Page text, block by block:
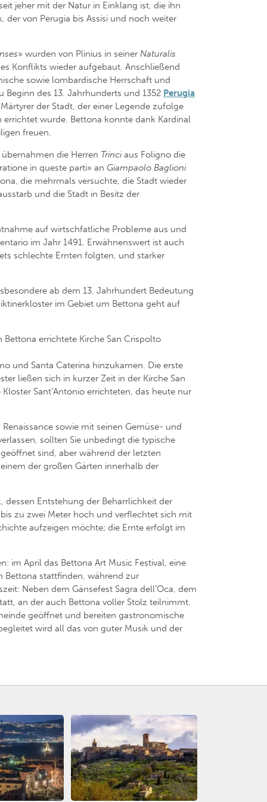
jeher mit der Natur in Einklang ist, die ihn
von Perugia bis Assisi und noch weiter
» wurden von Plinius in seiner Naturalis
Konflikts wieder aufgebaut. Anschließend
sowie lombardische Herrschaft und
Beginn des 13. Jahrhunderts und 1352 Perugia
der Stadt, der einer Legende zufolge
wurde. Bettona konnte dank Kardinal
freuen.
die Herren Trinciaus Foligno die
in queste parti» an Giampaolo Baglioni
die mehrmals versuchte, die Stadt wieder
und die Stadt in Besitz der
auf wirtschfatliche Probleme aus und
im Jahr 1491. Erwähnenswert ist auch
schlechte Ernten folgten, und starker
ab dem 13. Jahrhundert Bedeutung
im Gebiet um Bettona geht auf
errichtete Kirche San Crispolto
und Santa Caterina hinzukamen. Die erste
ließen sich in kurzer Zeit in der Kirche San
Sant’Antonio errichteten, das heute nur
sowie mit seinen Gemüse- und
sollten Sie unbedingt die typische
sind, aber während der letzten
der großen Gärten innerhalb der
dessen Entstehung der Beharrlichkeit der
zu zwei Meter hoch und verflechtet sich mit
aufzeigen möchte; die Ernte erfolgt im
im April das Bettona Art Music Festival, eine
Bettona stattfinden, während zur
Neben dem Gänsefest Sagra dell’Oca, dem
an der auch Bettona voller Stolz teilnimmt.
geöffnet und bereiten gastronomische
wird all das von guter Musik und der